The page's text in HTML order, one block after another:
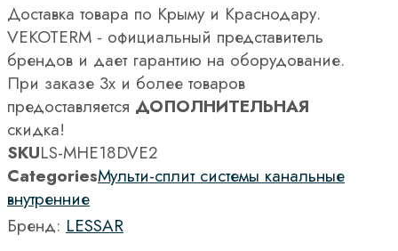
Доставка товара по Крыму и Краснодару.
VEKOTERM - официальный представитель
брендов и дает гарантию на оборудование.
При заказе 3х и более товаров
предоставляется ДОПОЛНИТЕЛЬНАЯ
скидка!
SKULS-MHE18DVE2
CategoriesМульти-сплит системы канальные
внутренние
Бренд: LESSAR